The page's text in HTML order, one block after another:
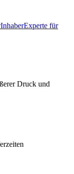
InhaberExperte für
Druck und